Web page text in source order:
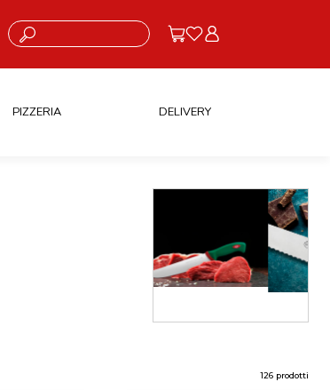
Cosa stai cercando?
PIZZERIA DELIVERY
126 prodotti